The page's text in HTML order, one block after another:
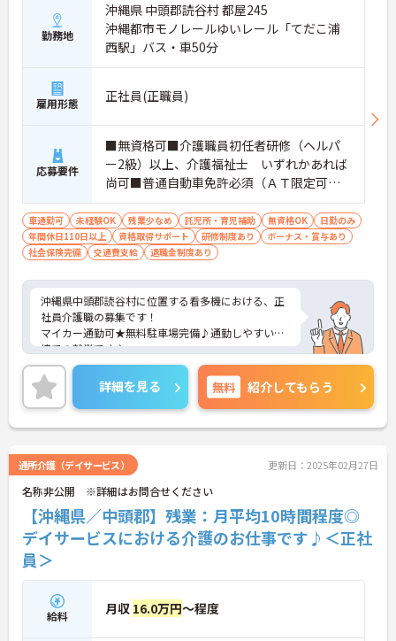
勤務地
沖縄県 中頭郡読谷村 都屋245
沖縄都市モノレールゆいレール「てだこ浦
西駅」バス・車50分
雇用形態 正社員(正職員)
応募要件
■無資格可■介護職員初任者研修（ヘルパ
ー2級）以上、介護福祉士 いずれかあれば
尚可■普通自動車免許必須（ＡＴ限定可）
■経験不問
車通勤可 未経験OK 残業少なめ 託児所・育児補助 無資格OK
日勤のみ
年間休日110日以上
資格取得サポート 研修制度あり
ボーナス・賞与あり
社会保険完備
交通費支給 退職金制度あり
沖縄県中頭郡読谷村に位置する看多機における、正
社員介護職の募集です！
マイカー通勤可★無料駐車場完備♪通勤しやすい環
境での就業です♪
ご興味ある方には、面接対策ポイントなど、さらに
詳細をお話しいたしますのでお気軽にご相談くださ
い。
詳細を見る 無料 紹介してもらう
通所介護（デイサービス） 更新日：2025年02月27日
名称非公開 ※詳細はお問合せください
【沖縄県／中頭郡】残業：月平均10時間程度◎
デイサービスにおける介護のお仕事です♪＜正社
員＞
給料 月収 16.0万円～程度